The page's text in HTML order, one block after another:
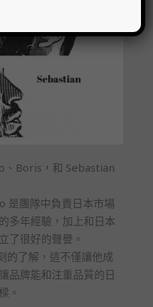
、Boris，和 Sebastian
是團隊中負責日本市場
多年經驗，加上和日本
了很好的聲譽。
的了解，這不僅讓他成
品牌能和注重品質的日
。